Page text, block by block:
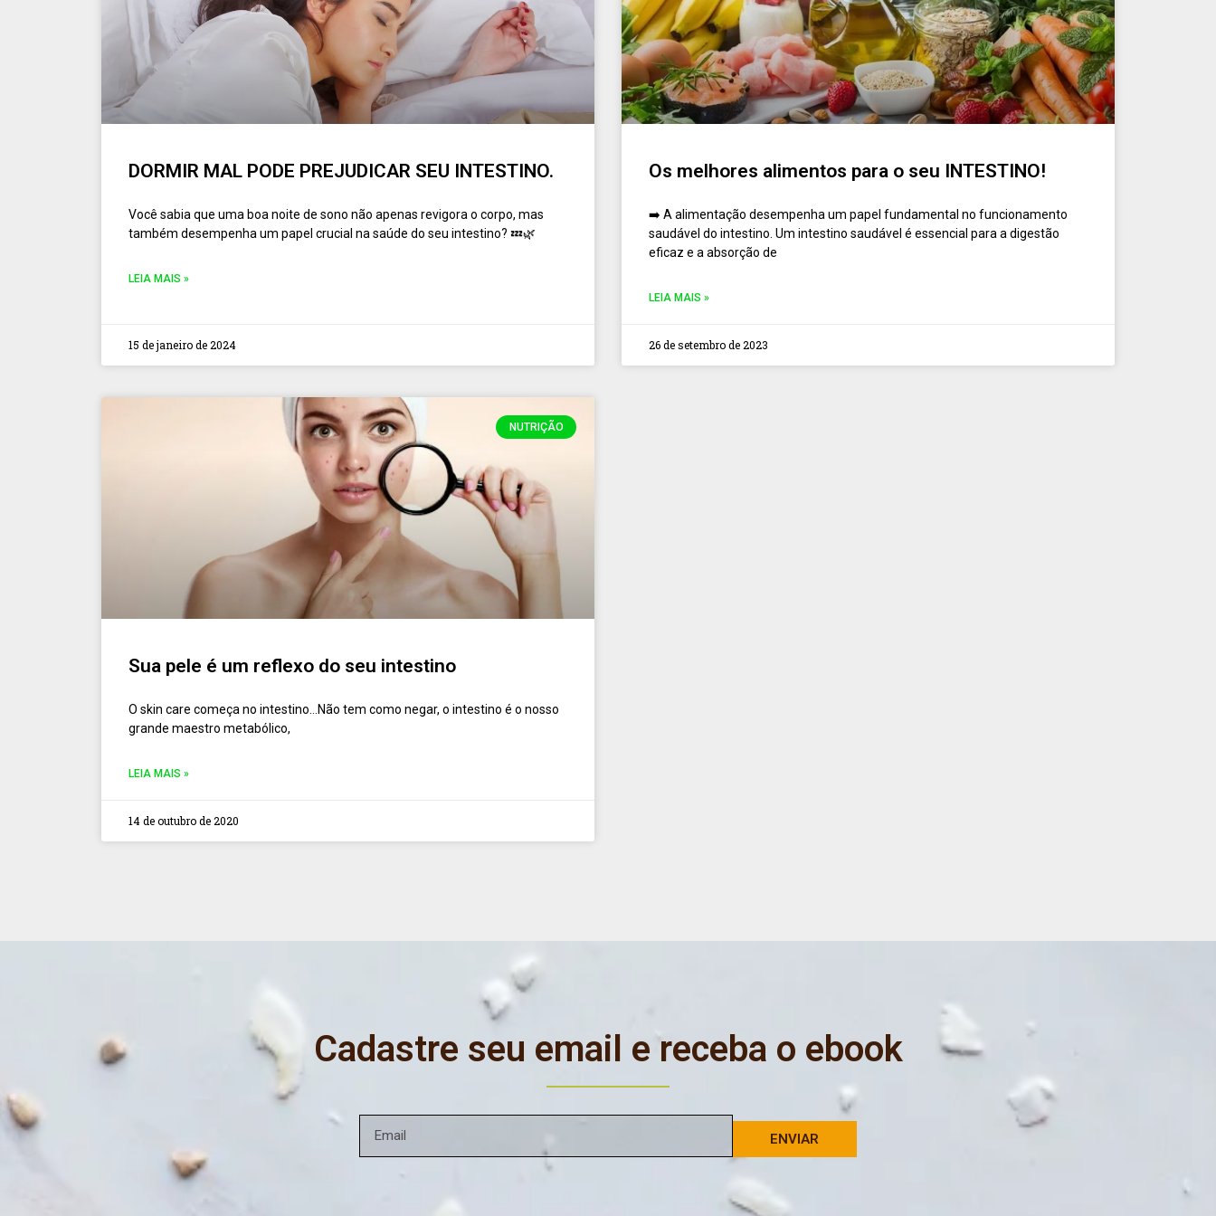
DORMIR MAL PODE PREJUDICAR SEU INTESTINO.
Você sabia que uma boa noite de sono não apenas revigora o corpo, mas
também desempenha um papel crucial na saúde do seu intestino? 💤🌿
LEIA MAIS »
15 de janeiro de 2024
Os melhores alimentos para o seu INTESTINO!
➡️ A alimentação desempenha um papel fundamental no funcionamento
saudável do intestino. Um intestino saudável é essencial para a digestão
eficaz e a absorção de
LEIA MAIS »
26 de setembro de 2023
NUTRIÇÃO
Sua pele é um reflexo do seu intestino
O skin care começa no intestino…Não tem como negar, o intestino é o nosso
grande maestro metabólico,
LEIA MAIS »
14 de outubro de 2020
Cadastre seu email e receba o ebook
ENVIAR